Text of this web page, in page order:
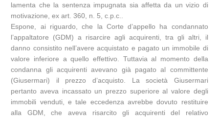
lamenta che la sentenza impugnata sia affetta da un vizio di
motivazione, ex art. 360, n. 5, c.p.c..
Espone, ai riguardo, che la Corte d’appello ha condannato
l’appaltatore (GDM) a risarcire agli acquirenti, tra gli altri, il
danno consistito nell’avere acquistato e pagato un immobile di
valore inferiore a quello effettivo. Tuttavia al momento della
condanna gli acquirenti avevano già pagato al committente
(Giusermari) il prezzo d’acquisto. La società Giusermari
pertanto aveva incassato un prezzo superiore al valore degli
immobili venduti, e tale eccedenza avrebbe dovuto restituire
alla GDM, che aveva risarcito gli acquirenti del relativo